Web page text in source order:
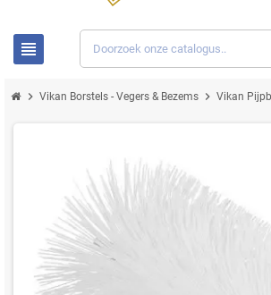
view_headline
chevron_right Vikan Borstels - Vegers & Bezems chevron_right Vikan